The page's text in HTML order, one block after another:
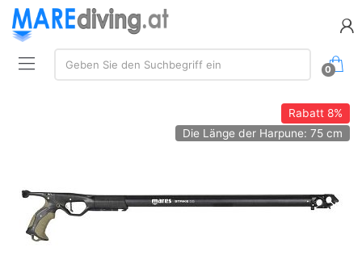
Suchen:
Geben Sie den Suchbegriff ein
0
Rabatt8%
Die Länge der Harpune: 75 cm